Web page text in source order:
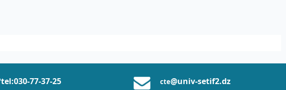
30-77-37-25 cte@univ-setif2.dz